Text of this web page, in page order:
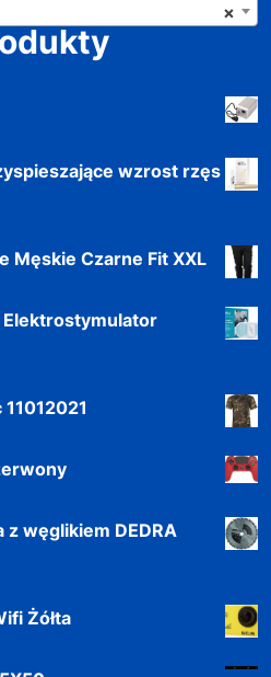
×
wzrost rzęs
Męskie Czarne Fit XXL
Elektrostymulator
z węglikiem DEDRA
Żółta